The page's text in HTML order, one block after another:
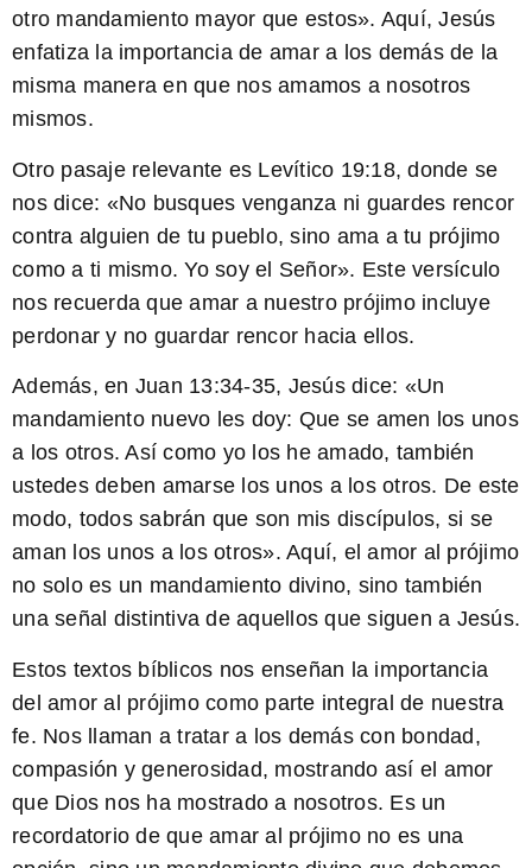
otro mandamiento mayor que estos». Aquí, Jesús
enfatiza la importancia de amar a los demás de la
misma manera en que nos amamos a nosotros
mismos.
Otro pasaje relevante es Levítico 19:18, donde se
nos dice: «No busques venganza ni guardes rencor
contra alguien de tu pueblo, sino ama a tu prójimo
como a ti mismo. Yo soy el Señor». Este versículo
nos recuerda que amar a nuestro prójimo incluye
perdonar y no guardar rencor hacia ellos.
Además, en Juan 13:34-35, Jesús dice: «Un
mandamiento nuevo les doy: Que se amen los unos
a los otros. Así como yo los he amado, también
ustedes deben amarse los unos a los otros. De este
modo, todos sabrán que son mis discípulos, si se
aman los unos a los otros». Aquí, el amor al prójimo
no solo es un mandamiento divino, sino también
una señal distintiva de aquellos que siguen a Jesús.
Estos textos bíblicos nos enseñan la importancia
del amor al prójimo como parte integral de nuestra
fe. Nos llaman a tratar a los demás con bondad,
compasión y generosidad, mostrando así el amor
que Dios nos ha mostrado a nosotros. Es un
recordatorio de que amar al prójimo no es una